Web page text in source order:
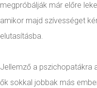
megpróbálják már előre
amikor majd szívességet
elutasításba.
Jellemző a pszichopatákra
ők sokkal jobbak más